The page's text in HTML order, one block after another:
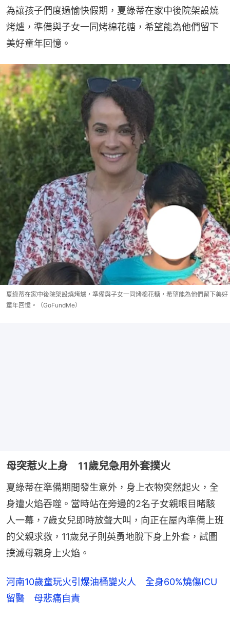
為讓孩子們度過愉快假期，夏綠蒂在家中後院架設燒
烤爐，準備與子女一同烤棉花糖，希望能為他們留下
美好童年回憶。
夏綠蒂在家中後院架設燒烤爐，準備與子女一同烤棉花糖，希望能為他們留下美好
童年回憶。（GoFundMe）
母突惹火上身 11歲兒急用外套撲火
夏綠蒂在準備期間發生意外，身上衣物突然起火，全
身遭火焰吞噬。當時站在旁邊的2名子女親眼目睹駭
人一幕，7歲女兒即時放聲大叫，向正在屋內準備上班
的父親求救，11歲兒子則英勇地脫下身上外套，試圖
撲滅母親身上火焰。
河南10歲童玩火引爆油桶變火人 全身60%燒傷ICU
留醫 母悲痛自責